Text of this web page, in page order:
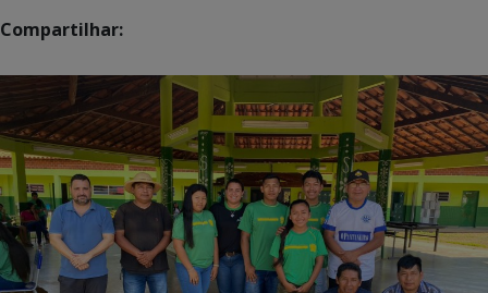
Compartilhar: